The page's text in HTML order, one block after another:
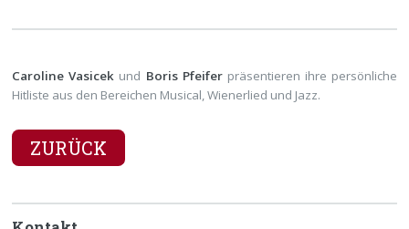
Caroline Vasicek und Boris Pfeiferpräsentieren ihre persönliche
Hitliste aus den Bereichen Musical, Wienerlied und Jazz.
ZURÜCK